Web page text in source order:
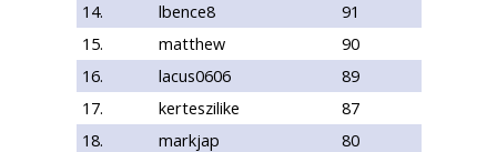
14.
lbence8
91
15.
matthew
90
16.
lacus0606
89
17.
kerteszilike
87
18.
markjap
80